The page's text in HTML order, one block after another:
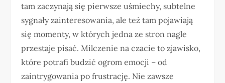
tam zaczynają się pierwsze uśmiechy, subtelne
sygnały zainteresowania, ale też tam pojawiają
się momenty, w których jedna ze stron nagle
przestaje pisać. Milczenie na czacie to zjawisko,
które potrafi budzić ogrom emocji – od
zaintrygowania po frustrację. Nie zawsze